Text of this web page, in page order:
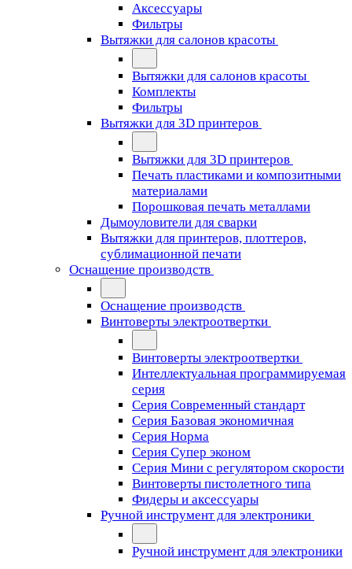
Аксессуары
Фильтры
Вытяжки для салонов красоты
Вытяжки для салонов красоты
Комплекты
Фильтры
Вытяжки для 3D принтеров
Вытяжки для 3D принтеров
Печать пластиками и композитными
материалами
Порошковая печать металлами
Дымоуловители для сварки
Вытяжки для принтеров, плоттеров,
сублимационной печати
Оснащение производств
Оснащение производств
Винтоверты электроотвертки
Винтоверты электроотвертки
Интеллектуальная программируемая
серия
Серия Современный стандарт
Серия Базовая экономичная
Серия Норма
Серия Cупер эконом
Серия Мини с регулятором скорости
Винтоверты пистолетного типа
Фидеры и аксессуары
Ручной инструмент для электроники
Ручной инструмент для электроники